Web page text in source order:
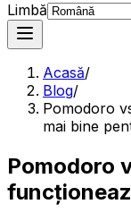
Limbă
Acasă/
Blog/
Pomodoro
mai bine
Pomodoro